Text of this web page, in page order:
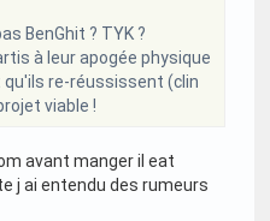
BenGhit ? TYK ?
à leur apogée physique
re-réussissent (clin
viable !
avant manger il eat
j ai entendu des rumeurs